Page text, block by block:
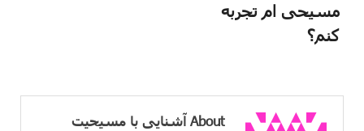
مسیحی ام تجربه
کنم؟
About آشنایی با مسیحیت